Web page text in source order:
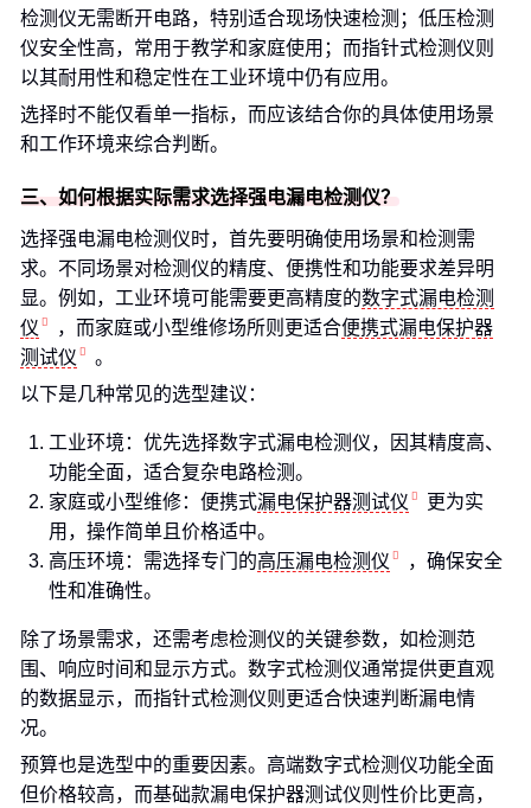
检测仪无需断开电路，特别适合现场快速检测；低压检测
仪安全性高，常用于教学和家庭使用；而指针式检测仪则
以其耐用性和稳定性在工业环境中仍有应用。
选择时不能仅看单一指标，而应该结合你的具体使用场景
和工作环境来综合判断。
三、如何根据实际需求选择强电漏电检测仪？
选择强电漏电检测仪时，首先要明确使用场景和检测需
求。不同场景对检测仪的精度、便携性和功能要求差异明
显。例如，工业环境可能需要更高精度的数字式漏电检测
仪
，而家庭或小型维修场所则更适合便携式漏电保护器
测试仪
。
以下是几种常见的选型建议：
工业环境：优先选择数字式漏电检测仪，因其精度高、
功能全面，适合复杂电路检测。
家庭或小型维修：便携式漏电保护器测试仪
更为实
用，操作简单且价格适中。
高压环境：需选择专门的高压漏电检测仪
，确保安全
性和准确性。
除了场景需求，还需考虑检测仪的关键参数，如检测范
围、响应时间和显示方式。数字式检测仪通常提供更直观
的数据显示，而指针式检测仪则更适合快速判断漏电情
况。
预算也是选型中的重要因素。高端数字式检测仪功能全面
但价格较高，而基础款漏电保护器测试仪则性价比更高，